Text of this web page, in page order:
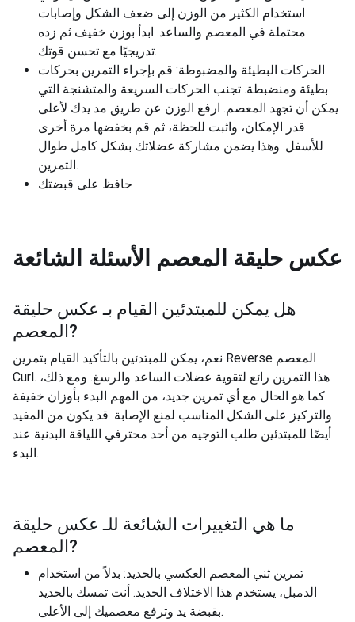
استخدام الكثير من الوزن إلى ضعف الشكل وإصابات
محتملة في المعصم والساعد. ابدأ بوزن خفيف ثم زده
تدريجيًا مع تحسن قوتك.
الحركات البطيئة والمضبوطة: قم بإجراء التمرين بحركات
بطيئة ومنضبطة. تجنب الحركات السريعة والمتشنجة التي
يمكن أن تجهد المعصم. ارفع الوزن عن طريق مد يدك لأعلى
قدر الإمكان، واثبت للحظة، ثم قم بخفضها مرة أخرى
للأسفل. وهذا يضمن مشاركة عضلاتك بشكل كامل طوال
التمرين.
حافظ على قبضتك
عكس حليقة المعصم الأسئلة الشائعة
هل يمكن للمبتدئين القيام بـ عكس حليقة
المعصم?
نعم، يمكن للمبتدئين بالتأكيد القيام بتمرين Reverse المعصم
Curl. هذا التمرين رائع لتقوية عضلات الساعد والرسغ. ومع ذلك،
كما هو الحال مع أي تمرين جديد، من المهم البدء بأوزان خفيفة
والتركيز على الشكل المناسب لمنع الإصابة. قد يكون من المفيد
أيضًا للمبتدئين طلب التوجيه من أحد محترفي اللياقة البدنية عند
البدء.
ما هي التغييرات الشائعة للـ عكس حليقة
المعصم?
تمرين ثني المعصم العكسي بالحديد: بدلاً من استخدام
الدمبل، يستخدم هذا الاختلاف الحديد. أنت تمسك بالحديد
بقبضة يد وترفع معصميك إلى الأعلى.